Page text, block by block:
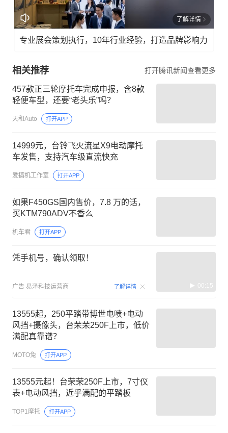
了解详情
专业展会策划执行，10年行业经验，打造品牌影响力
相关推荐 打开腾讯新闻查看更多
457款正三轮摩托车完成申报，含8款
轻便车型，还要“老头乐”吗？
天和Auto 打开APP
14999元，台铃飞火流星X9电动摩托
车发售，支持汽车级直流快充
爱搞机工作室 打开APP
如果F450GS国内售价，7.8 万的话，
买KTM790ADV不香么
机车君 打开APP
凭手机号，确认领取！
广告 易泽科技运营商 了解详情 00:15
13555起，250平踏带博世电喷+电动
风挡+摄像头，台荣荣250F上市，低价
满配真靠谱？
MOTO兔 打开APP
13555元起！台荣荣250F上市，7寸仪
表+电动风挡，近乎满配的平踏板
TOP1摩托 打开APP